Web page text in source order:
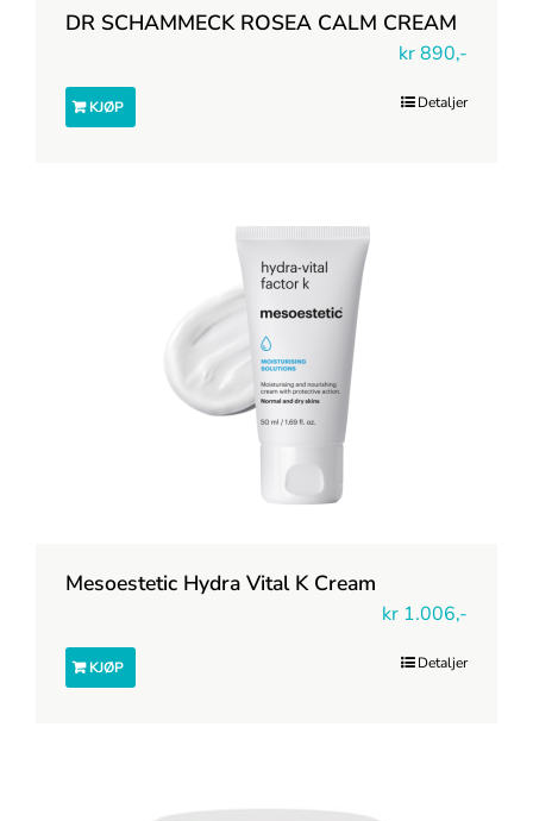
DR SCHAMMECK ROSEA CALM CREAM
kr890,-
KJØP Detaljer
Mesoestetic Hydra Vital K Cream
kr 1.006,-
KJØP Detaljer